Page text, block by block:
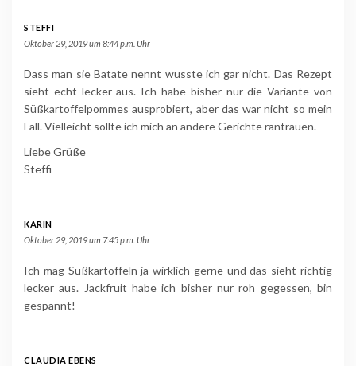
STEFFI
Oktober 29, 2019 um 8:44 p.m. Uhr
Dass man sie Batate nennt wusste ich gar nicht. Das Rezept
sieht echt lecker aus. Ich habe bisher nur die Variante von
Süßkartoffelpommes ausprobiert, aber das war nicht so mein
Fall. Vielleicht sollte ich mich an andere Gerichte rantrauen.
Liebe Grüße
Steffi
KARIN
Oktober 29, 2019 um 7:45 p.m. Uhr
Ich mag Süßkartoffeln ja wirklich gerne und das sieht richtig
lecker aus. Jackfruit habe ich bisher nur roh gegessen, bin
gespannt!
CLAUDIA EBENS